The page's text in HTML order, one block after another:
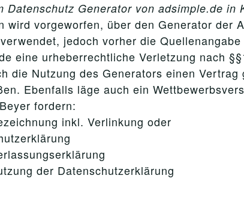
Datenschutz Generator von adsimple.de in
wird vorgeworfen, über den Generator der
jedoch vorher die
eine urheberrechtliche Verletzung nach
die Nutzung des Generators einen
Ebenfalls läge auch ein
fordern:
inkl. Verlinkung oder
der Datenschutzerklärung